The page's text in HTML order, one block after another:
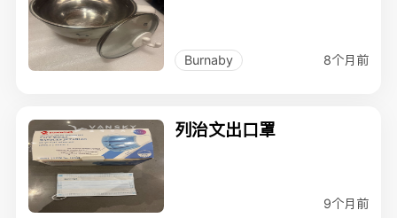
Burnaby 8个月前
列治文出口罩
9个月前